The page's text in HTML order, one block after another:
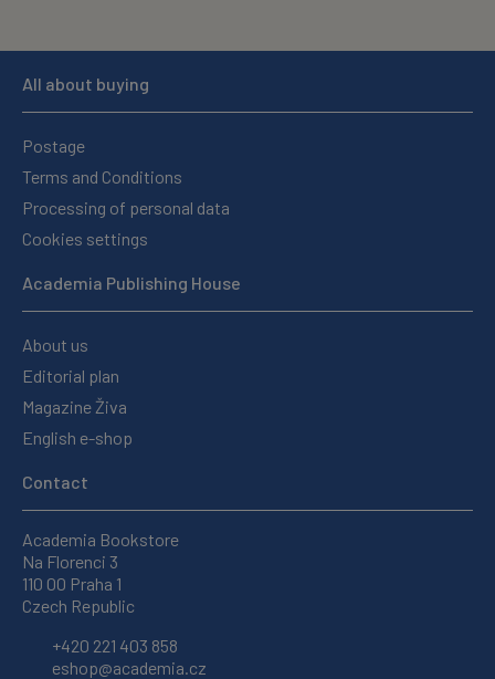
All about buying
Postage
Terms and Conditions
Processing of personal data
Cookies settings
Academia Publishing House
About us
Editorial plan
Magazine Živa
English e-shop
Contact
Academia Bookstore
Na Florenci 3
110 00 Praha 1
Czech Republic
+420 221 403 858
eshop@academia.cz